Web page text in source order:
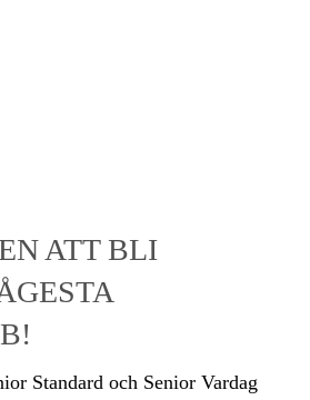
ATT BLI
Standard och Senior Vardag